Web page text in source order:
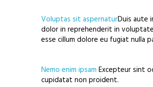
Voluptas sit aspernaturDuis aute
dolor in reprehenderit in
esse cillum dolore eu fugiat nulla
Nemo enim ipsam Excepteur sint
cupidatat non proident.